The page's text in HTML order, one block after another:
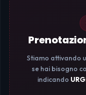
Stiamo attivando
se hai bisogno
indicando